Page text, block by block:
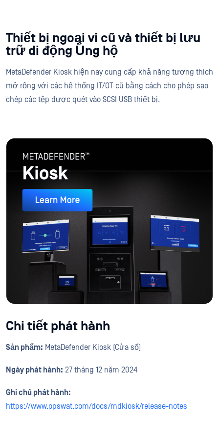
Thiết bị ngoại vi cũ và thiết bị lưu
trữ di động Ủng hộ
MetaDefender Kiosk hiện nay cung cấp khả năng tương thích
mở rộng với các hệ thống IT/OT cũ bằng cách cho phép sao
chép các tệp được quét vào SCSI USB thiết bị.
METADEFENDER™
Kiosk
Bảo vệ nâng cao chống lại thiết bị lưu trữ di động -Mối đe dọa
Tìm Hiểu Thêm
Chi tiết phát hành
Sản phẩm: MetaDefender Kiosk (Cửa sổ)
Ngày phát hành: 27 tháng 12 năm 2024
Ghi chú phát hành:
https://www.opswat.com/docs/mdkiosk/release-notes